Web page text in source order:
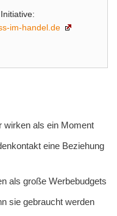
im-handel.de
wirken als ein Moment
eine Beziehung
als große Werbebudgets
sie gebraucht werden